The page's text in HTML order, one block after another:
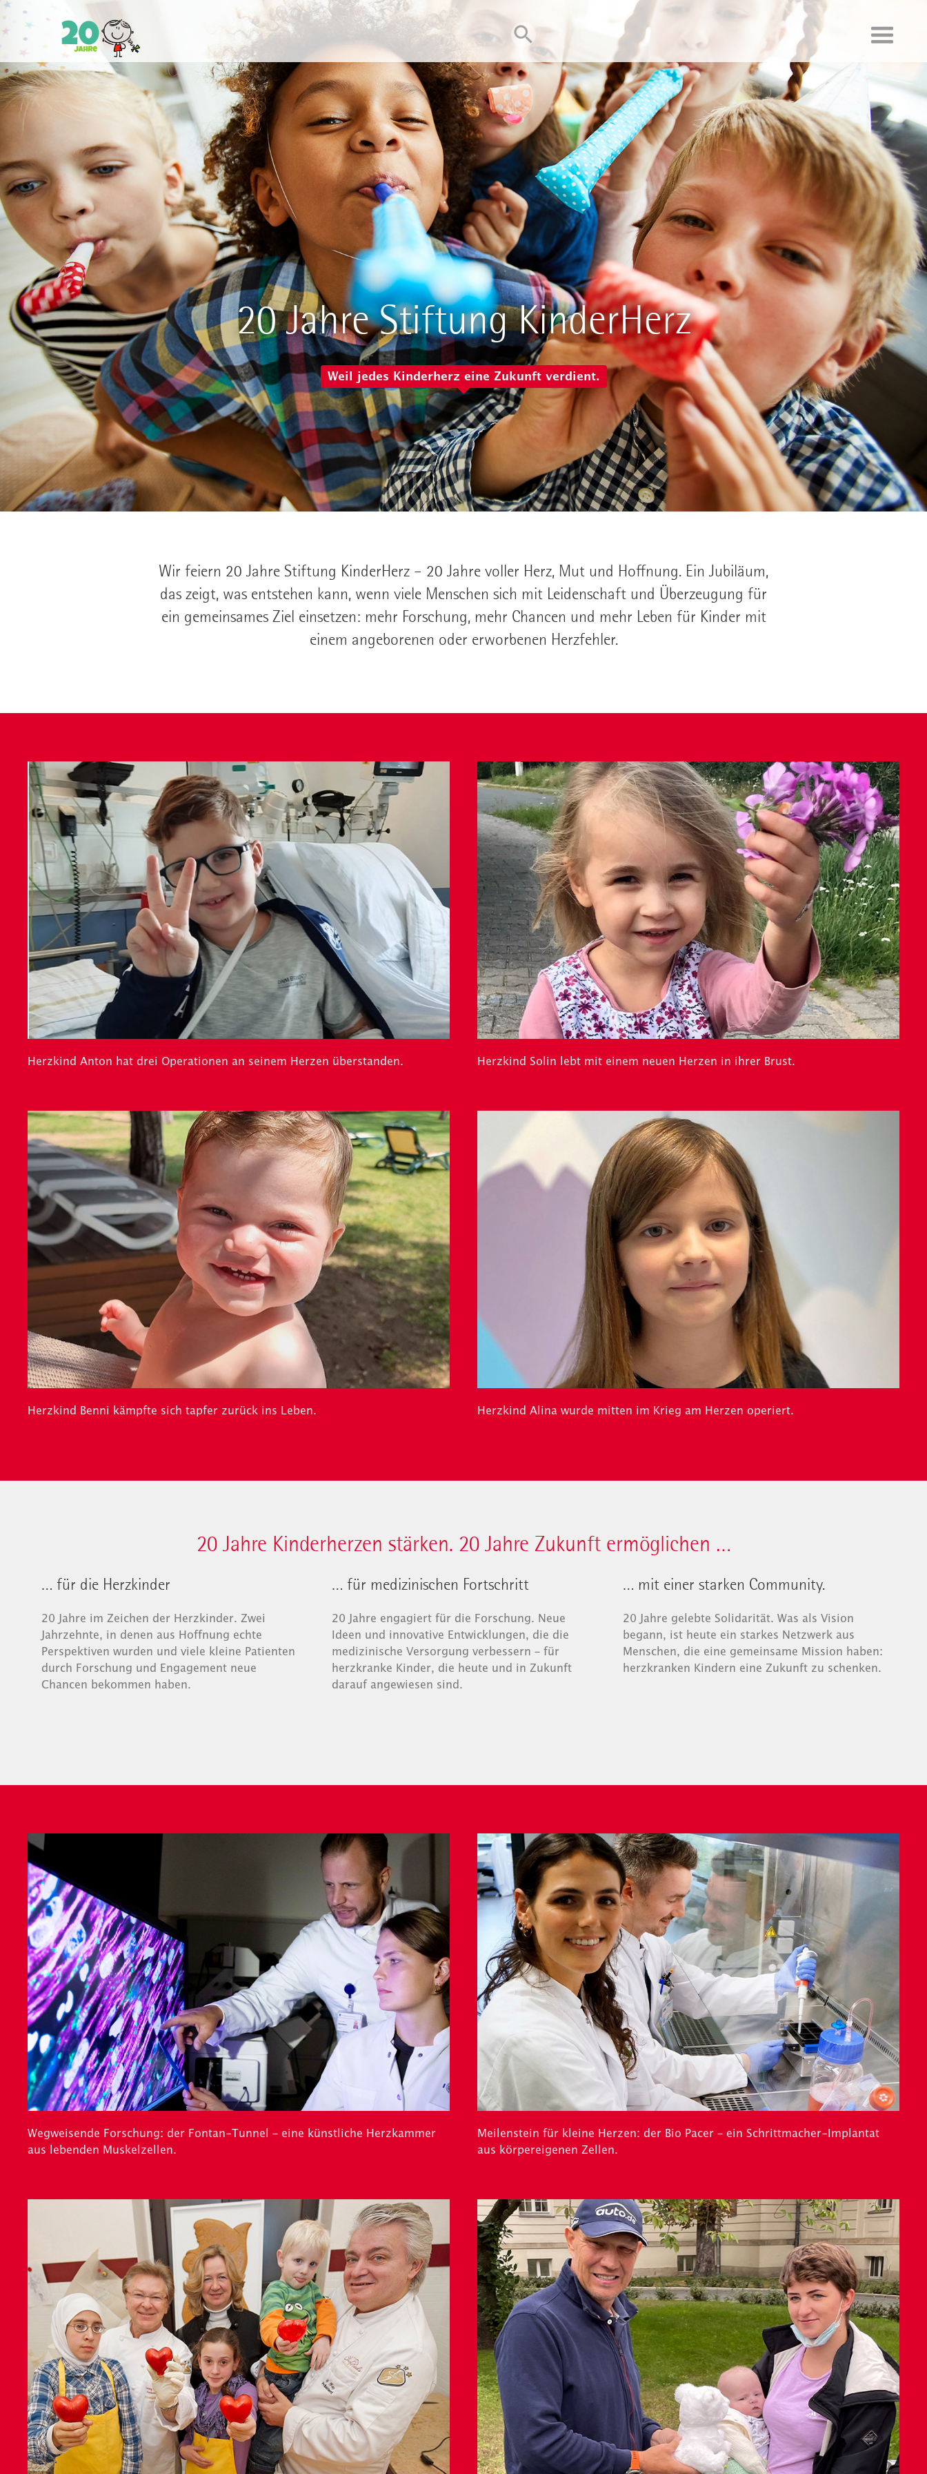
20 Jahre Stiftung KinderHerz
Weil jedes Kinderherz eine Zukunft verdient.
Wir feiern 20 Jahre Stiftung KinderHerz – 20 Jahre voller Herz, Mut und Hoffnung. Ein Jubiläum,
das zeigt, was entstehen kann, wenn viele Menschen sich mit Leidenschaft und Überzeugung für
ein gemeinsames Ziel einsetzen: mehr Forschung, mehr Chancen und mehr Leben für Kinder mit
einem angeborenen oder erworbenen Herzfehler.
Herzkind Anton hat drei Operationen an seinem Herzen überstanden. Herzkind Solin lebt mit einem neuen Herzen in ihrer Brust.
Herzkind Benni kämpfte sich tapfer zurück ins Leben. Herzkind Alina wurde mitten im Krieg am Herzen operiert.
20 Jahre Kinderherzen stärken. 20 Jahre Zukunft ermöglichen …
… für die Herzkinder
20 Jahre im Zeichen der Herzkinder. Zwei
Jahrzehnte, in denen aus Hoffnung echte
Perspektiven wurden und viele kleine Patienten
durch Forschung und Engagement neue
Chancen bekommen haben.
… für medizinischen Fortschritt
20 Jahre engagiert für die Forschung. Neue
Ideen und innovative Entwicklungen, die die
medizinische Versorgung verbessern – für
herzkranke Kinder, die heute und in Zukunft
darauf angewiesen sind.
… mit einer starken Community.
20 Jahre gelebte Solidarität. Was als Vision
begann, ist heute ein starkes Netzwerk aus
Menschen, die eine gemeinsame Mission haben:
herzkranken Kindern eine Zukunft zu schenken.
Wegweisende Forschung: der Fontan-Tunnel – eine künstliche Herzkammer
aus lebenden Muskelzellen.
Meilenstein für kleine Herzen: der Bio Pacer – ein Schrittmacher-Implantat
aus körpereigenen Zellen.